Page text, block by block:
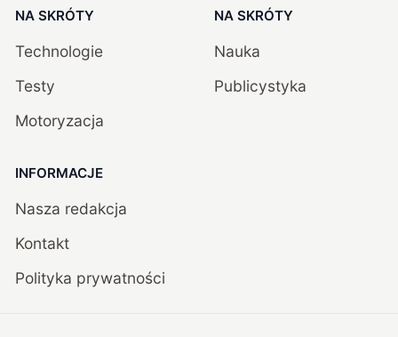
NA SKRÓTY
Technologie
Testy
Motoryzacja
NA SKRÓTY
Nauka
Publicystyka
INFORMACJE
Nasza redakcja
Kontakt
Polityka prywatności